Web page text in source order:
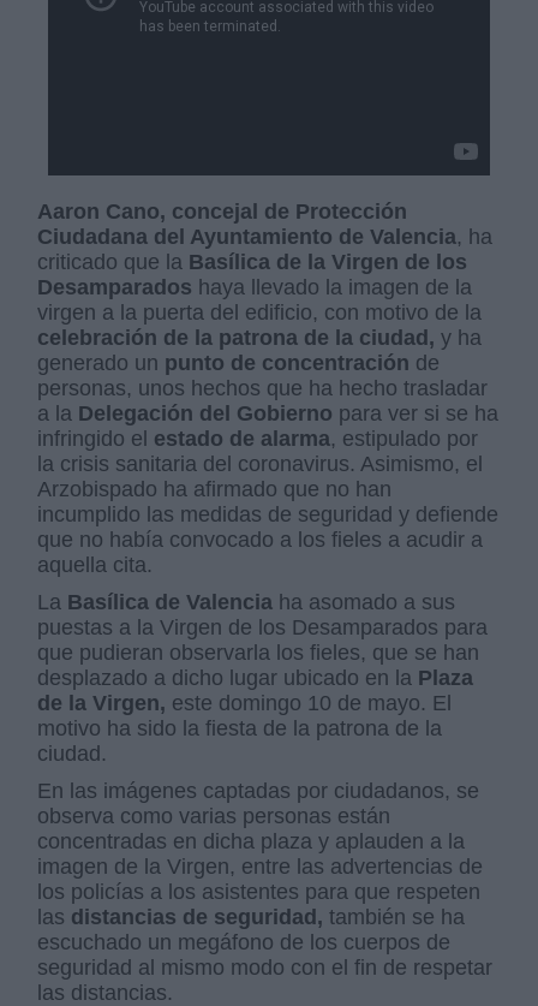
Aaron Cano, concejal de Protección
Ciudadana del Ayuntamiento de Valencia, ha
criticado que la Basílica de la Virgen de los
Desamparados haya llevado la imagen de la
virgen a la puerta del edificio, con motivo de la
celebración de la patrona de la ciudad, y ha
generado un punto de concentración de
personas, unos hechos que ha hecho trasladar
a la Delegación del Gobierno para ver si se ha
infringido el estado de alarma, estipulado por
la crisis sanitaria del coronavirus. Asimismo, el
Arzobispado ha afirmado que no han
incumplido las medidas de seguridad y defiende
que no había convocado a los fieles a acudir a
aquella cita.
La Basílica de Valencia ha asomado a sus
puestas a la Virgen de los Desamparados para
que pudieran observarla los fieles, que se han
desplazado a dicho lugar ubicado en la Plaza
de la Virgen, este domingo 10 de mayo. El
motivo ha sido la fiesta de la patrona de la
ciudad.
En las imágenes captadas por ciudadanos, se
observa como varias personas están
concentradas en dicha plaza y aplauden a la
imagen de la Virgen, entre las advertencias de
los policías a los asistentes para que respeten
las distancias de seguridad, también se ha
escuchado un megáfono de los cuerpos de
seguridad al mismo modo con el fin de respetar
las distancias.